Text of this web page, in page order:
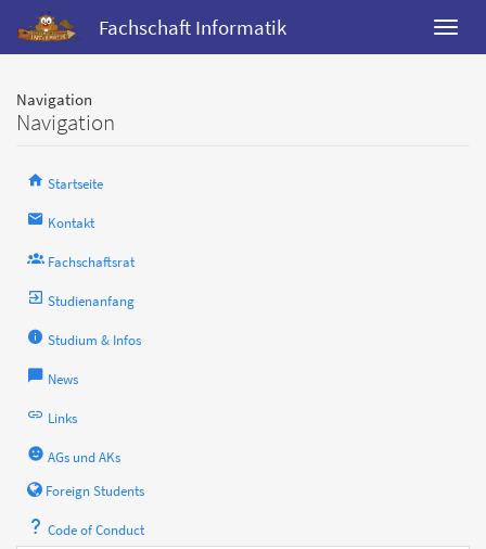
Fachschaft Informatik
Navigation
Navigation
Startseite
Kontakt
Fachschaftsrat
Studienanfang
Studium & Infos
News
Links
AGs und AKs
Foreign Students
Code of Conduct